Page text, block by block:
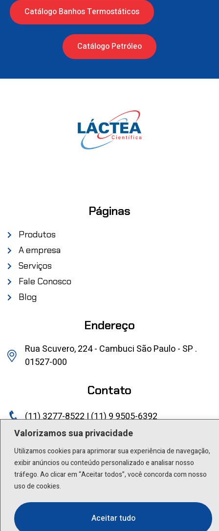
Valorizamos sua privacidade
Utilizamos cookies para aprimorar sua experiência de navegação,
exibir anúncios ou conteúdo personalizado e analisar nosso
tráfego. Ao clicar em “Aceitar todos”, você concorda com nosso
uso de cookies.
Aceitar tudo
Catálogo Banhos Termostáticos
Catálogo Petróleo
Páginas
Produtos
A empresa
Serviços
Fale Conosco
Blog
Endereço
Rua Scuvero, 224 - Cambuci São Paulo - SP .
01527-000
Contato
(11) 3277-8522 | (11) 9 9505-6392
lactea@lactea.com.br
Social